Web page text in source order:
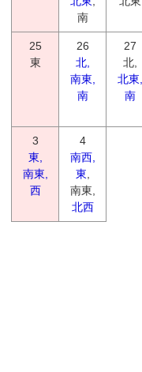
南
25
東
26
北,
南東,
南
27
北,
北東,
南
3
東,
南東,
西
4
南西,
東
南東,
北西